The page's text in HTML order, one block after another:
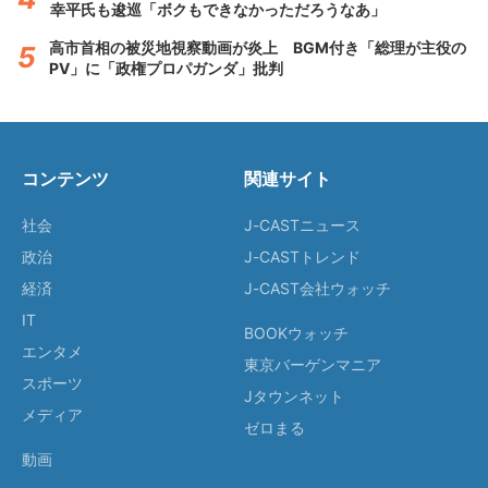
幸平氏も逡巡「ボクもできなかっただろうなあ」
高市首相の被災地視察動画が炎上 BGM付き「総理が主役の
PV」に「政権プロパガンダ」批判
コンテンツ
社会
政治
経済
IT
エンタメ
スポーツ
メディア
動画
関連サイト
J-CASTニュース
J-CASTトレンド
J-CAST会社ウォッチ
BOOKウォッチ
東京バーゲンマニア
Jタウンネット
ゼロまる